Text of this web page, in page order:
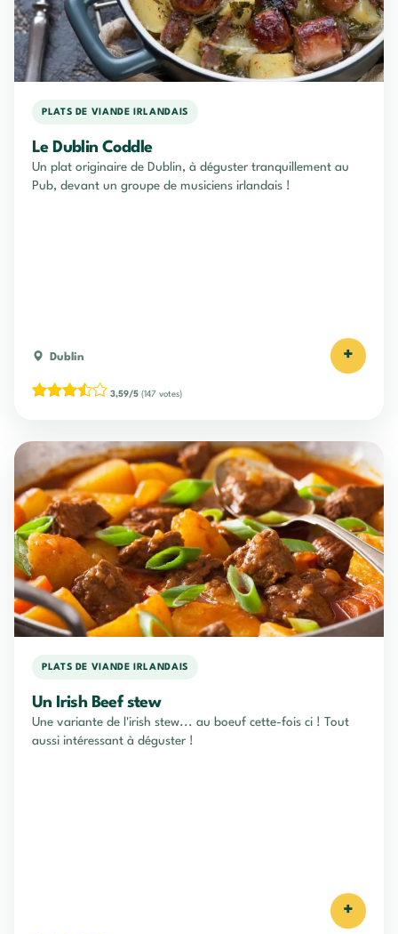
PLATS DE VIANDE IRLANDAIS
Le Dublin Coddle
Un plat originaire de Dublin, à déguster tranquillement au
Pub, devant un groupe de musiciens irlandais !
Dublin +
3,59/5 (147 votes)
PLATS DE VIANDE IRLANDAIS
Un Irish Beef stew
Une variante de l'irish stew... au boeuf cette-fois ci ! Tout
aussi intéressant à déguster !
+